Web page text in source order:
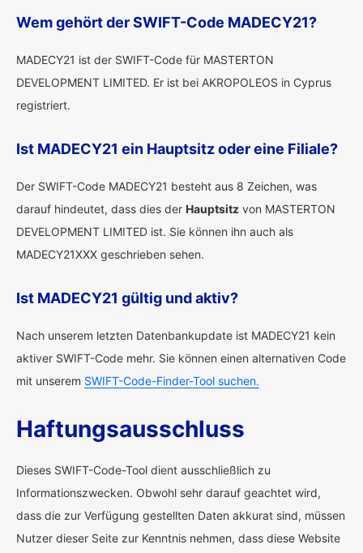
Wem gehört der SWIFT-Code MADECY21?
MADECY21 ist der SWIFT-Code für MASTERTON
DEVELOPMENT LIMITED. Er ist bei AKROPOLEOS in Cyprus
registriert.
Ist MADECY21 ein Hauptsitz oder eine Filiale?
Der SWIFT-Code MADECY21 besteht aus 8 Zeichen, was
darauf hindeutet, dass dies der Hauptsitz von MASTERTON
DEVELOPMENT LIMITED ist. Sie können ihn auch als
MADECY21XXX geschrieben sehen.
Ist MADECY21 gültig und aktiv?
Nach unserem letzten Datenbankupdate ist MADECY21 kein
aktiver SWIFT-Code mehr. Sie können einen alternativen Code
mit unserem SWIFT-Code-Finder-Tool suchen.
Haftungsausschluss
Dieses SWIFT-Code-Tool dient ausschließlich zu
Informationszwecken. Obwohl sehr darauf geachtet wird,
dass die zur Verfügung gestellten Daten akkurat sind, müssen
Nutzer dieser Seite zur Kenntnis nehmen, dass diese Website